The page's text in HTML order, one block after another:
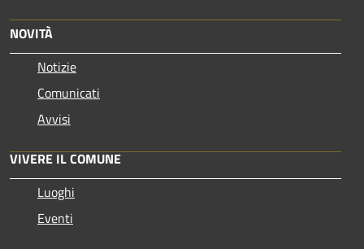
NOVITÀ
Notizie
Comunicati
Avvisi
VIVERE IL COMUNE
Luoghi
Eventi